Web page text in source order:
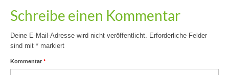
Schreibe einen Kommentar
Deine E-Mail-Adresse wird nicht veröffentlicht. Erforderliche Felder
sind mit * markiert
Kommentar *